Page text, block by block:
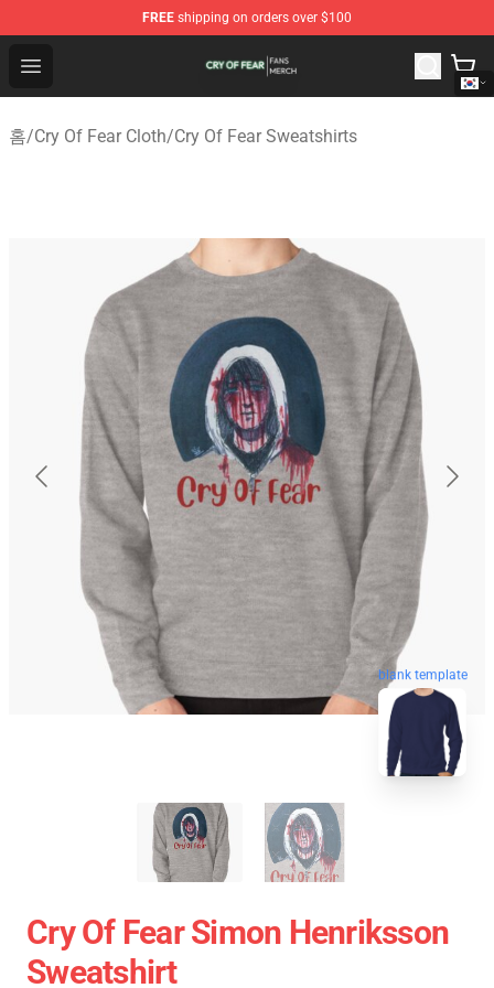
FREE shipping on orders over $100
Open menu
Cry Of Fear Shop - Official Cry Of Fear Merchandise Store
홈/Cry Of Fear Cloth/Cry Of Fear Sweatshirts
blank template
Cry Of Fear Simon Henriksson
Sweatshirt